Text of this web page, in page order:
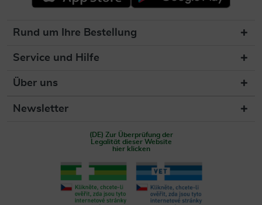
Rund um Ihre Bestellung
Service und Hilfe
Über uns
Newsletter
(DE) Zur Überprüfung der
Legalität dieser Website
hier klicken